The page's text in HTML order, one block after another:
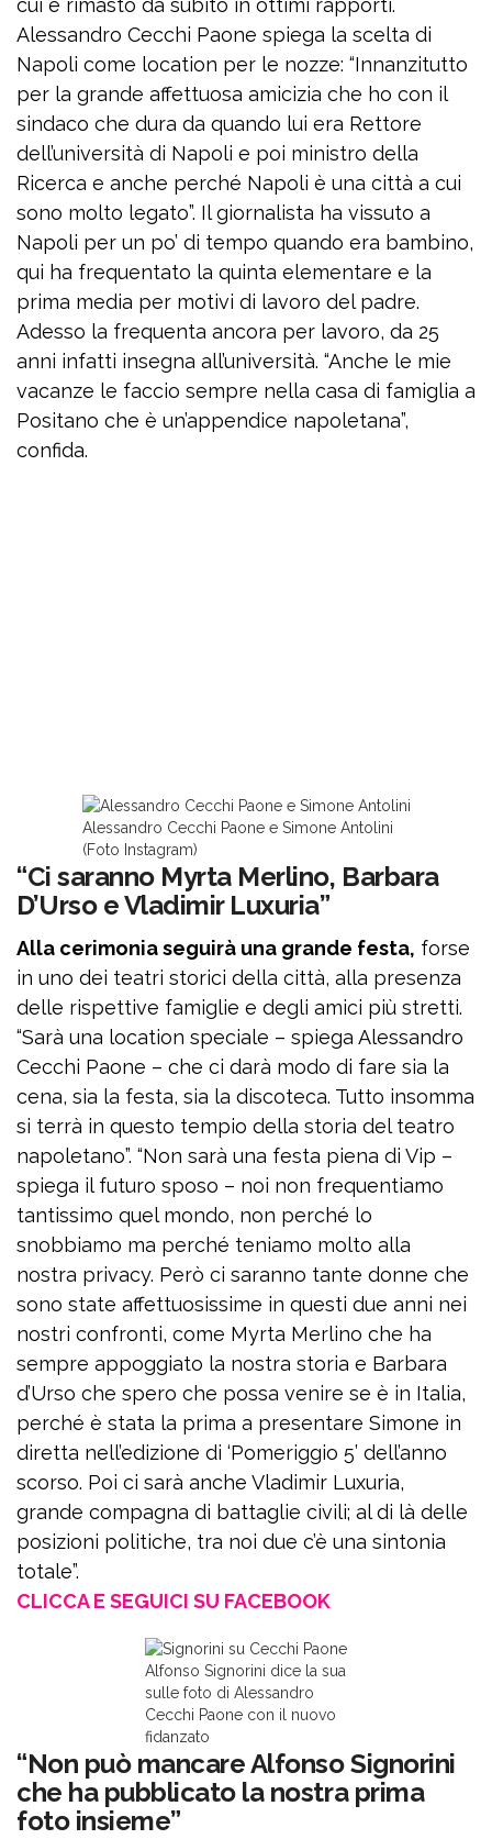
cui è rimasto da subito in ottimi rapporti.
Alessandro Cecchi Paone spiega la scelta di
Napoli come location per le nozze: “Innanzitutto
per la grande affettuosa amicizia che ho con il
sindaco che dura da quando lui era Rettore
dell’università di Napoli e poi ministro della
Ricerca e anche perché Napoli è una città a cui
sono molto legato”. Il giornalista ha vissuto a
Napoli per un po’ di tempo quando era bambino,
qui ha frequentato la quinta elementare e la
prima media per motivi di lavoro del padre.
Adesso la frequenta ancora per lavoro, da 25
anni infatti insegna all’università. “Anche le mie
vacanze le faccio sempre nella casa di famiglia a
Positano che è un’appendice napoletana”,
confida.
Alessandro Cecchi Paone e Simone Antolini
(Foto Instagram)
“Ci saranno Myrta Merlino, Barbara
D’Urso e Vladimir Luxuria”
Alla cerimonia seguirà una grande festa, forse
in uno dei teatri storici della città, alla presenza
delle rispettive famiglie e degli amici più stretti.
“Sarà una location speciale – spiega Alessandro
Cecchi Paone – che ci darà modo di fare sia la
cena, sia la festa, sia la discoteca. Tutto insomma
si terrà in questo tempio della storia del teatro
napoletano”. “Non sarà una festa piena di Vip –
spiega il futuro sposo – noi non frequentiamo
tantissimo quel mondo, non perché lo
snobbiamo ma perché teniamo molto alla
nostra privacy. Però ci saranno tante donne che
sono state affettuosissime in questi due anni nei
nostri confronti, come Myrta Merlino che ha
sempre appoggiato la nostra storia e Barbara
d’Urso che spero che possa venire se è in Italia,
perché è stata la prima a presentare Simone in
diretta nell’edizione di ‘Pomeriggio 5’ dell’anno
scorso. Poi ci sarà anche Vladimir Luxuria,
grande compagna di battaglie civili; al di là delle
posizioni politiche, tra noi due c’è una sintonia
totale”.
CLICCA E SEGUICI SU FACEBOOK
Alfonso Signorini dice la sua
sulle foto di Alessandro
Cecchi Paone con il nuovo
fidanzato
“Non può mancare Alfonso Signorini
che ha pubblicato la nostra prima
foto insieme”